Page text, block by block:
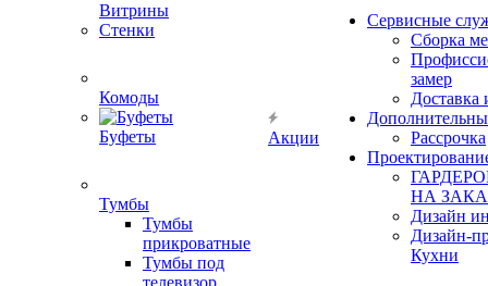
Витрины
Стенки
Комоды
Буфеты
Тумбы
Тумбы
прикроватные
Тумбы под
телевизор
Акции
Сервисные
Сборка
замер
Доставка
Рассрочка
НА
Дизайн
Дизайн-
Кухни